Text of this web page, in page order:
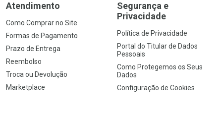
Atendimento
Como Comprar no Site
Formas de Pagamento
Prazo de Entrega
Reembolso
Troca ou Devolução
Marketplace
Segurança e
Privacidade
Política de Privacidade
Portal do Titular de Dados
Pessoais
Como Protegemos os Seus
Dados
Configuração de Cookies